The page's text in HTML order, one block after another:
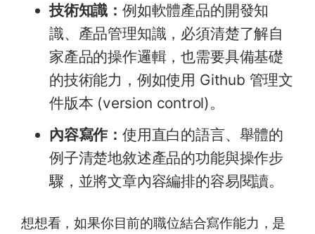
技術知識：例如軟體產品的開發知
識、產品管理知識，必須清楚了解自
家產品的操作邏輯，也需要具備基礎
的技術能力，例如使用 Github 管理文
件版本 (version control)。
內容寫作：使用直白的語言、舉體的
例子清楚地敘述產品的功能與操作步
驟，並將文章內容編排的容易閱讀。
想想看，如果你目前的職位結合寫作能力，是